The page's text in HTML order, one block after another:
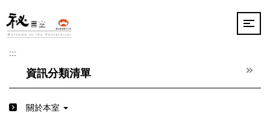
到
主
內
:::
資訊分類清單
關於本室